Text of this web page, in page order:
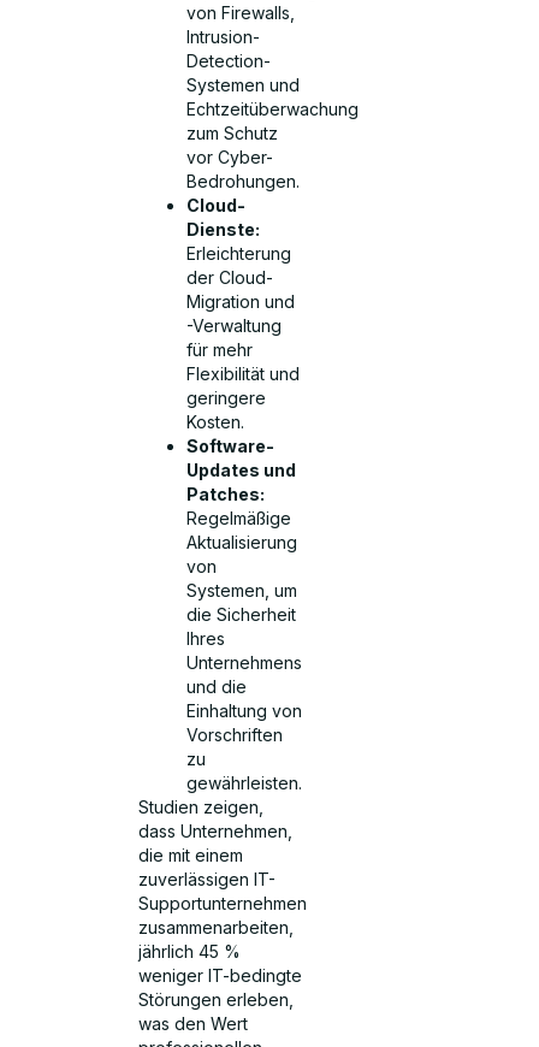
von Firewalls,
Intrusion-
Detection-
Systemen und
Echtzeitüberwachung
zum Schutz
vor Cyber-
Bedrohungen.
Cloud-
Dienste:
Erleichterung
der Cloud-
Migration und
-Verwaltung
für mehr
Flexibilität und
geringere
Kosten.
Software-
Updates und
Patches:
Regelmäßige
Aktualisierung
von
Systemen, um
die Sicherheit
Ihres
Unternehmens
und die
Einhaltung von
Vorschriften
zu
gewährleisten.
Studien zeigen,
dass Unternehmen,
die mit einem
zuverlässigen IT-
Supportunternehmen
zusammenarbeiten,
jährlich 45 %
weniger IT-bedingte
Störungen erleben,
was den Wert